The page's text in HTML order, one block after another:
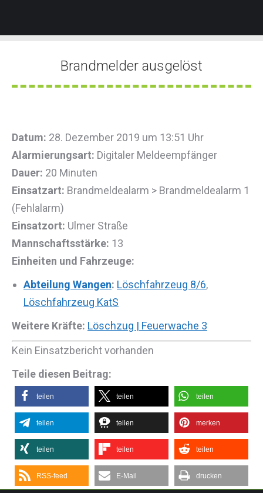
Brandmelder ausgelöst
Sie befinden sich hier:
Datum: 28. Dezember 2019 um 13:51 Uhr
Alarmierungsart: Digitaler Meldeempfänger
Dauer: 20 Minuten
Einsatzart: Brandmeldealarm > Brandmeldealarm 1
(Fehlalarm)
Einsatzort: Ulmer Straße
Mannschaftsstärke: 13
Einheiten und Fahrzeuge:
Abteilung Wangen: Löschfahrzeug 8/6,
Löschfahrzeug KatS
Weitere Kräfte: Löschzug | Feuerwache 3
Kein Einsatzbericht vorhanden
Teile diesen Beitrag:
teilen teilen teilen
teilen teilen merken
teilen teilen teilen
RSS-feed E-Mail drucken